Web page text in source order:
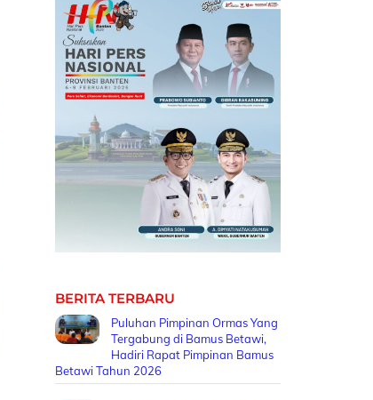
BERITA TERBARU
Puluhan Pimpinan Ormas Yang
Tergabung di Bamus Betawi,
Hadiri Rapat Pimpinan Bamus
Betawi Tahun 2026